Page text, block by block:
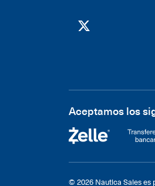
Aceptamos los
© 2026 Nautica Sales es